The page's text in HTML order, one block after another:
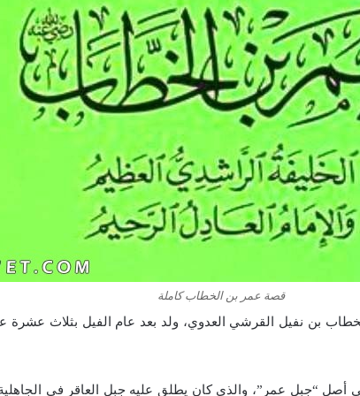
قصة عمر بن الخطاب كاملة
بن نفيل القرشي العدوي، ولد بعد عام الفيل بثلاث عشرة
أصل “جبل عمر”، والذي كان يطلق عليه جبل العاقر في